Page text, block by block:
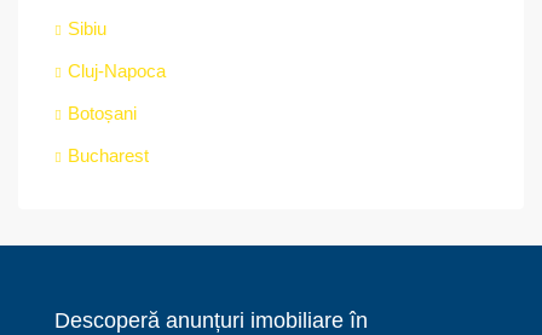
Sibiu
Cluj-Napoca
Botoșani
Bucharest
Descoperă anunțuri imobiliare în